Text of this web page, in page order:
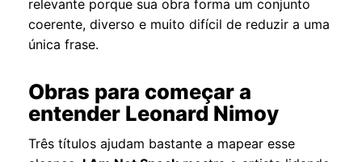
relevante porque sua obra forma um conjunto
coerente, diverso e muito difícil de reduzir a uma
única frase.
Obras para começar a
entender Leonard Nimoy
Três títulos ajudam bastante a mapear esse